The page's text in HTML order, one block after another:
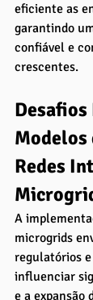
eficiente as
garantindo
confiável e
crescentes.
Modelos
Redes
A
microgrids
regulatórios
influenciar
e a expansão